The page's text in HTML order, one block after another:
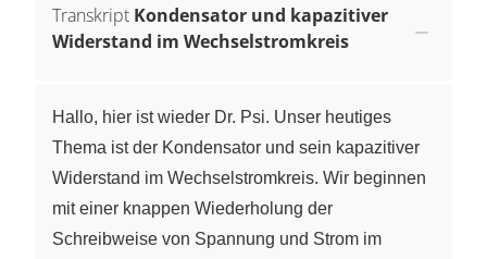
Transkript Kondensator und kapazitiver
Widerstand im Wechselstromkreis
Hallo, hier ist wieder Dr. Psi. Unser heutiges
Thema ist der Kondensator und sein kapazitiver
Widerstand im Wechselstromkreis. Wir beginnen
mit einer knappen Wiederholung der
Schreibweise von Spannung und Strom im